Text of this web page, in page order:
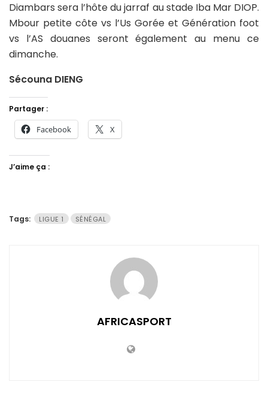
Diambars sera l’hôte du jarraf au stade Iba Mar DIOP.
Mbour petite côte vs l’Us Gorée et Génération foot
vs l’AS douanes seront également au menu ce
dimanche.
Sécouna DIENG
Partager :
Facebook X
J’aime ça :
Tags: LIGUE 1 SÉNÉGAL
AFRICASPORT